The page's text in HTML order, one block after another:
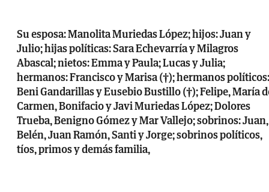
Su esposa: Manolita Muriedas López; hijos: Juan y
Julio; hijas políticas: Sara Echevarría y Milagros
Abascal; nietos: Emma y Paula; Lucas y Julia;
hermanos: Francisco y Marisa (†); hermanos políticos:
Beni Gandarillas y Eusebio Bustillo (†); Felipe, María
Carmen, Bonifacio y Javi Muriedas López; Dolores
Trueba, Benigno Gómez y Mar Vallejo; sobrinos: Juan,
Belén, Juan Ramón, Santi y Jorge; sobrinos políticos,
tíos, primos y demás familia,